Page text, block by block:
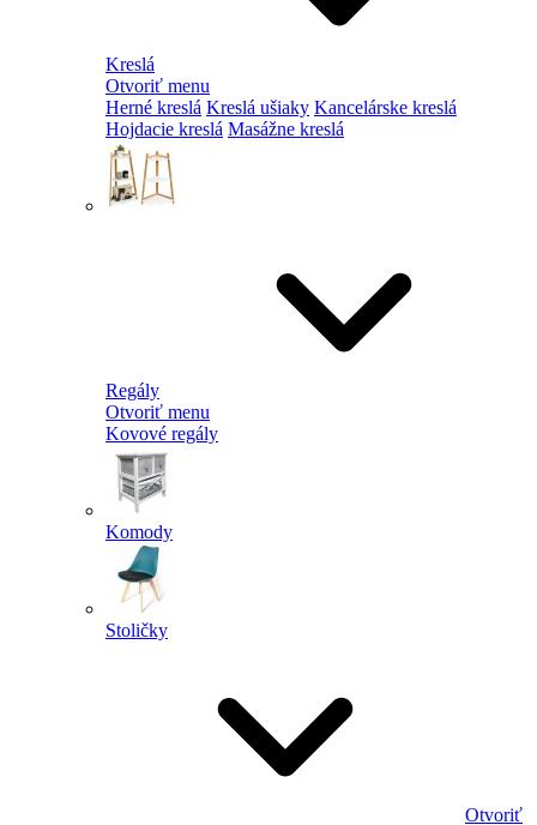
Kreslá
Otvoriť menu
Herné kreslá Kreslá ušiaky Kancelárske kreslá
Hojdacie kreslá Masážne kreslá
Regály
Otvoriť menu
Kovové regály
Komody
Stoličky
Otvoriť